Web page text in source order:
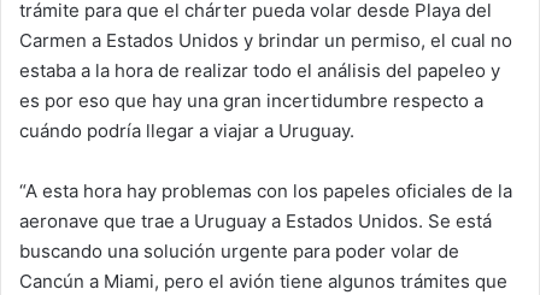
trámite para que el chárter pueda volar desde Playa del
Carmen a Estados Unidos y brindar un permiso, el cual no
estaba a la hora de realizar todo el análisis del papeleo y
es por eso que hay una gran incertidumbre respecto a
cuándo podría llegar a viajar a Uruguay.
“A esta hora hay problemas con los papeles oficiales de la
aeronave que trae a Uruguay a Estados Unidos. Se está
buscando una solución urgente para poder volar de
Cancún a Miami, pero el avión tiene algunos trámites que